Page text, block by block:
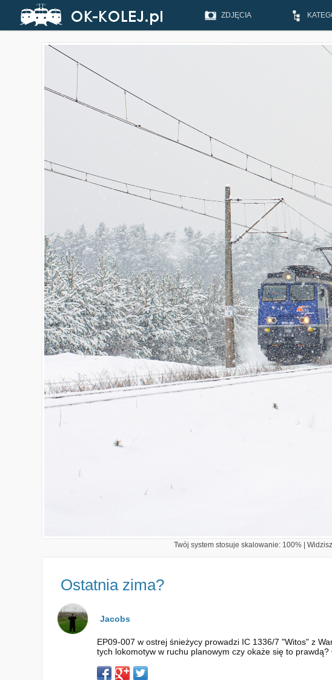
ZDJĘCIA
Twój system stosuje skalowanie: 100% |
Ostatnia zima?
Jacobs
EP09-007 w ostrej śnieżycy prowadzi IC 1336/7 "Witos" z
tych lokomotyw w ruchu planowym czy okaże się to prawdą?